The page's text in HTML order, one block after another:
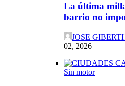
La última
barrio no
JOSE
02, 2026
Sin motor